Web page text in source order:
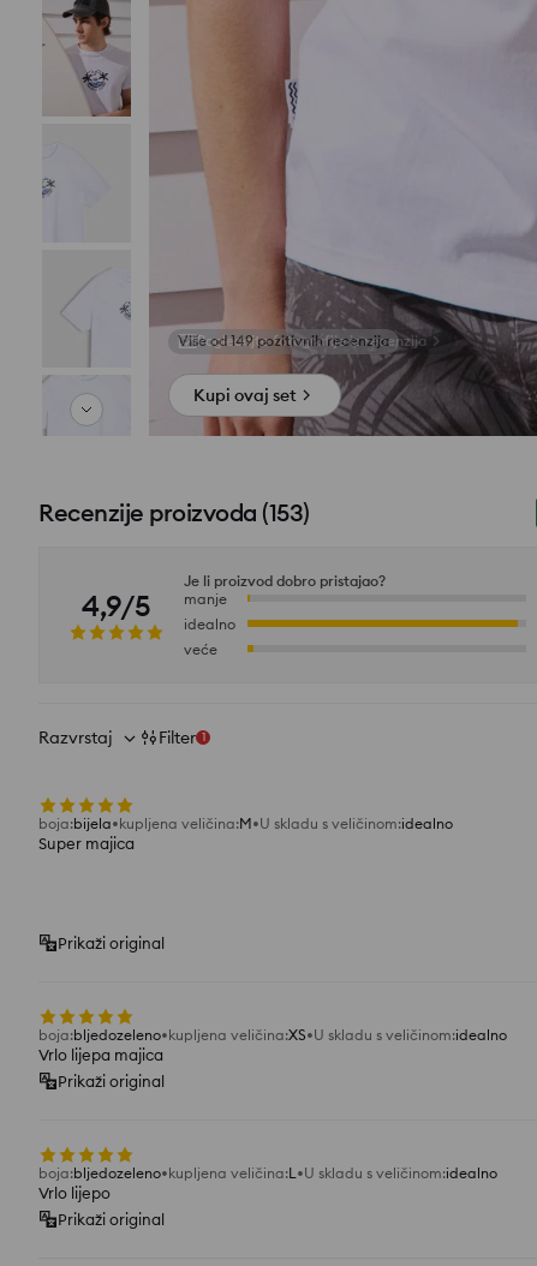
Pogledajte fotografije iz recenzija
Kupi ovaj set
Recenzije proizvoda (153)
4,9/5
Je li proizvod dobro pristajao?
manje
idealno
veće
Razvrstaj Filter 1
boja:bijela kupljena veličina:M U skladu s veličinom:idealno
Super majica
Prikaži original
boja:bljedozeleno kupljena veličina:XS U skladu s veličinom:idealno
Vrlo lijepa majica
Prikaži original
boja:bljedozeleno kupljena veličina:L U skladu s veličinom:idealno
Vrlo lijepo
Prikaži original